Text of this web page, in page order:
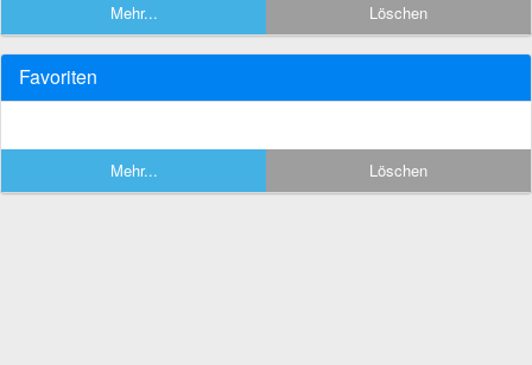
Mehr... Löschen
Favoriten
Mehr... Löschen